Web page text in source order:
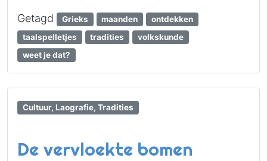
Getagd Grieks maanden
ontdekken
taalspelletjes
tradities
volkskunde
weet je dat?
Cultuur, Laografie, Tradities
De vervloekte bomen